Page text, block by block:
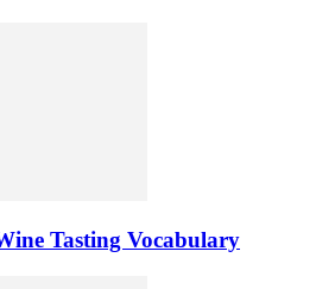
Tasting Vocabulary